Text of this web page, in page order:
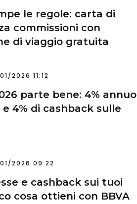
le regole: carta di
commissioni con
di viaggio gratuita
2026 11:12
parte bene: 4% annuo
4% di cashback sulle
2026 09:22
e cashback sui tuoi
cosa ottieni con BBVA